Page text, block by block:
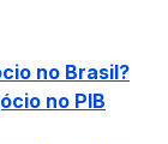
no Brasil?
no PIB